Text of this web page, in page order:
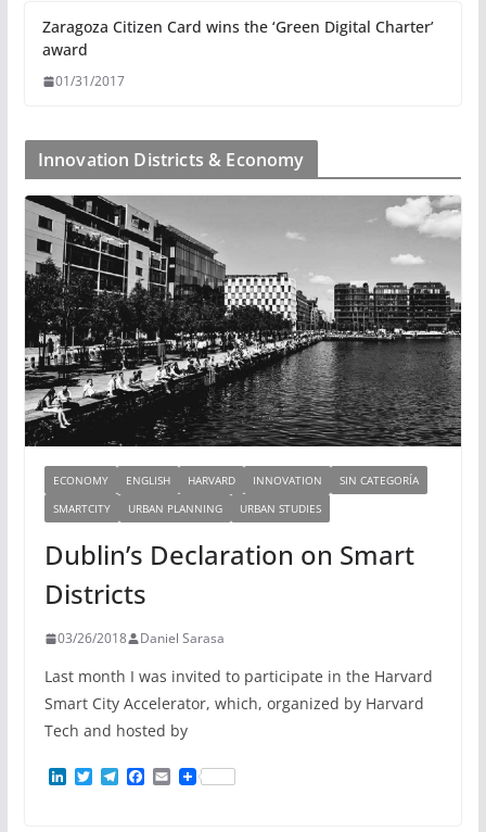
Zaragoza Citizen Card wins the ‘Green Digital Charter’
award
01/31/2017
Innovation Districts & Economy
ECONOMY ENGLISH HARVARD INNOVATION
SIN CATEGORÍA
SMARTCITY
URBAN PLANNING URBAN STUDIES
Dublin’s Declaration on Smart
Districts
03/26/2018 Daniel Sarasa
Last month I was invited to participate in the Harvard
Smart City Accelerator, which, organized by Harvard
Tech and hosted by
L
i
T
w
T
e
F
a
E
m